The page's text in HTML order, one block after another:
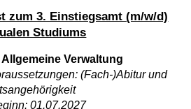
zum 3. Einstiegsamt (m/w/d)
Studiums
Verwaltung
(Fach-)Abitur und
01.07.2027